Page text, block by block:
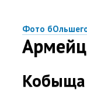
Фото
Кобыща